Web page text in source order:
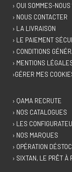
› QUI SOMMES-NOUS
› NOUS CONTACTER
› LA LIVRAISON
› LE PAIEMENT
› CONDITIONS
› MENTIONS
›GÉRER MES
› QAMA RECRUTE
› NOS CATALOGUES
› LES
› NOS MARQUES
› OPÉRATION
› SIXTAN, LE PRÊT À